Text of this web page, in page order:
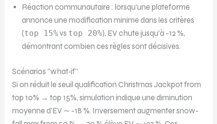
Réaction communautaire : lorsqu’une plateforme
annonce une modification minime dans les critères
(top 15%vs top 20%), EV chute jusqu’à -12 %,
démontrant combien ces règles sont décisives.
Scénarios “what‑if”
Si on réduit le seuil qualification Christmas Jackpot from
top 10% → top 15%, simulation indique une diminution
moyenne d’EV ∼ -18 %. Inversement augmenter snow­